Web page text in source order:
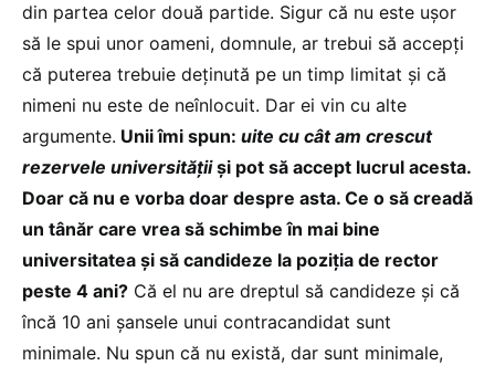
din partea celor două partide. Sigur că nu este ușor
să le spui unor oameni, domnule, ar trebui să accepți
că puterea trebuie deținută pe un timp limitat și că
nimeni nu este de neînlocuit. Dar ei vin cu alte
argumente. Unii îmi spun: uite cu cât am crescut
rezervele universitățiiși pot să accept lucrul acesta.
Doar că nu e vorba doar despre asta. Ce o să creadă
un tânăr care vrea să schimbe în mai bine
universitatea și să candideze la poziția de rector
peste 4 ani? Că el nu are dreptul să candideze și că
încă 10 ani șansele unui contracandidat sunt
minimale. Nu spun că nu există, dar sunt minimale,